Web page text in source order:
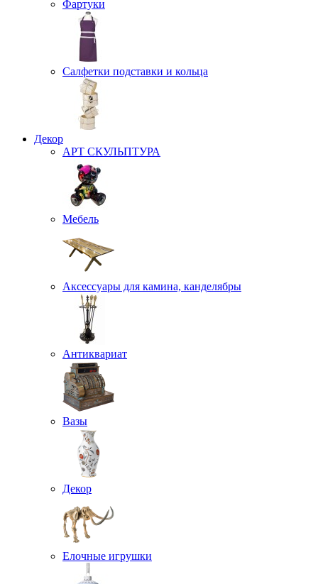
Фартуки
Салфетки подставки и кольца
Декор
АРТ СКУЛЬПТУРА
Мебель
Аксессуары для камина, канделябры
Антиквариат
Вазы
Декор
Елочные игрушки